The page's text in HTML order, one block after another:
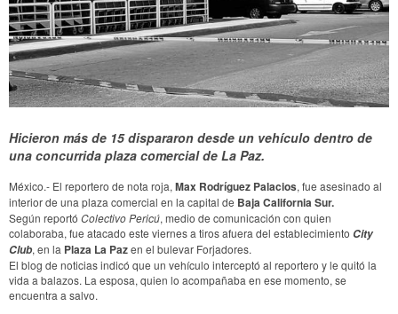
Hicieron más de 15 dispararon desde un vehículo dentro de
una concurrida plaza comercial de La Paz.
México.- El reportero de nota roja, Max Rodríguez Palacios, fue asesinado al
interior de una plaza comercial en la capital de Baja California Sur.
Según reportó Colectivo Pericú, medio de comunicación con quien
colaboraba, fue atacado este viernes a tiros afuera del establecimiento City
Club, en la Plaza La Pazen el bulevar Forjadores.
El blog de noticias indicó que un vehículo interceptó al reportero y le quitó la
vida a balazos. La esposa, quien lo acompañaba en ese momento, se
encuentra a salvo.